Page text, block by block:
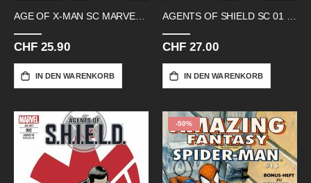
CHF 25.90
IN DEN WARENKORB
CHF 27.00
IN DEN WARENKORB
-50%